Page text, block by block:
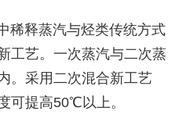
稀释蒸汽与烃类传统方式
工艺。一次蒸汽与二次蒸
。采用二次混合新工艺
可提高50℃以上。